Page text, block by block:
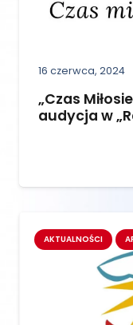
16 czerwca, 2024
„Czas
audycja w
AKTUALNOŚCI